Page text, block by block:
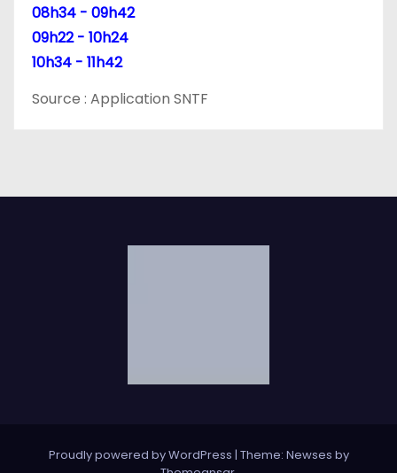
e
08h34 - 09h42
09h22 - 10h24
10h34 - 11h42
Source : Application SNTF
Proudly powered by WordPress | Theme: Newses by